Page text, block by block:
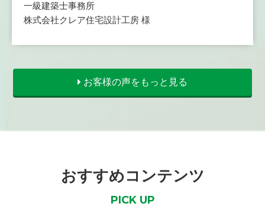
一級建築士事務所
株式会社クレア住宅設計工房 様
お客様の声をもっと見る
おすすめコンテンツ
PICK UP